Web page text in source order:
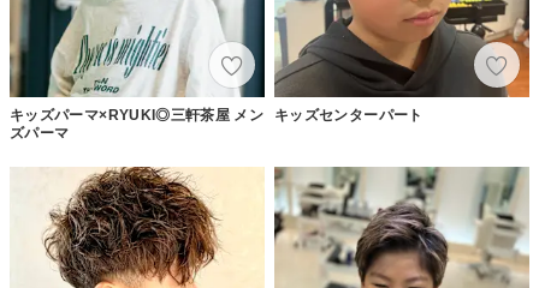
キッズパーマ×RYUKI◎三軒茶屋 メン
ズパーマ
キッズセンターパート